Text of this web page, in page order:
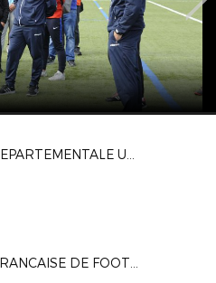
COUPE DEPARTEMENTALE U17
EQUIPE FRANCAISE DE FOOT POUR AMPUTES